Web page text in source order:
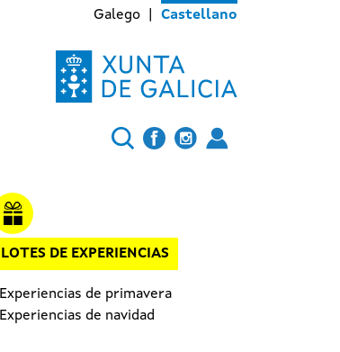
Galego Castellano
LOTES DE EXPERIENCIAS
Experiencias de primavera
Experiencias de navidad